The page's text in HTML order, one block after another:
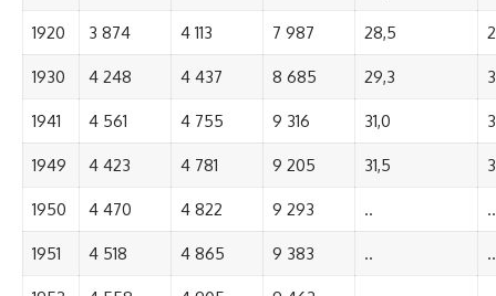
1920 3 874 4 113 7 987 28,5
1930 4 248 4 437 8 685 29,3
1941 4 561 4 755 9 316 31,0
1949 4 423 4 781 9 205 31,5
1950 4 470 4 822 9 293 .. ..
1951 4 518 4 865 9 383 .. ..